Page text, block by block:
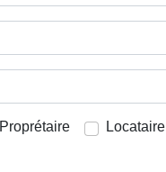
Proprétaire Locataire